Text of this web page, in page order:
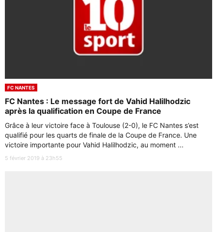
FC NANTES
FC Nantes : Le message fort de Vahid Halilhodzic
après la qualification en Coupe de France
Grâce à leur victoire face à Toulouse (2-0), le FC Nantes s’est
qualifié pour les quarts de finale de la Coupe de France. Une
victoire importante pour Vahid Halilhodzic, au moment ...
5 février 2019 à 23h55